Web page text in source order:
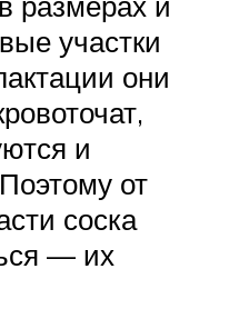
участки
они
и
от
соска
— их